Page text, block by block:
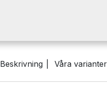
Beskrivning Våra varianter